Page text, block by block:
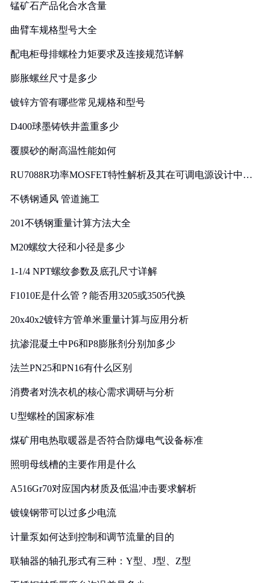
锰矿石产品化合水含量
曲臂车规格型号大全
配电柜母排螺栓力矩要求及连接规范详解
膨胀螺丝尺寸是多少
镀锌方管有哪些常见规格和型号
D400球墨铸铁井盖重多少
覆膜砂的耐高温性能如何
RU7088R功率MOSFET特性解析及其在可调电源设计中的
不锈钢通风 管道施工
201不锈钢重量计算方法大全
M20螺纹大径和小径是多少
1-1/4 NPT螺纹参数及底孔尺寸详解
F1010E是什么管？能否用3205或3505代换
20x40x2镀锌方管单米重量计算与应用分析
抗渗混凝土中P6和P8膨胀剂分别加多少
法兰PN25和PN16有什么区别
消费者对洗衣机的核心需求调研与分析
U型螺栓的国家标准
煤矿用电热取暖器是否符合防爆电气设备标准
照明母线槽的主要作用是什么
A516Gr70对应国内材质及低温冲击要求解析
镀镍钢带可以过多少电流
计量泵如何达到控制和调节流量的目的
联轴器的轴孔形式有三种：Y型、J型、Z型